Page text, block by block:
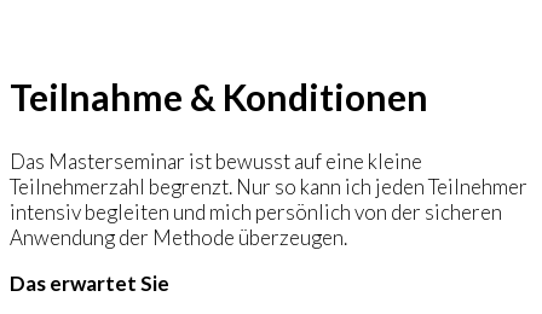
Teilnahme & Konditionen
Das Masterseminar ist bewusst auf eine kleine
Teilnehmerzahl begrenzt. Nur so kann ich jeden Teilnehmer
intensiv begleiten und mich persönlich von der sicheren
Anwendung der Methode überzeugen.
Das erwartet Sie